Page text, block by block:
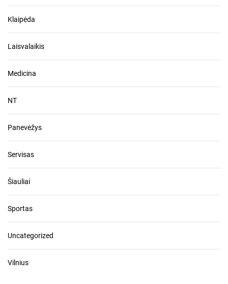
Klaipėda
Laisvalaikis
Medicina
NT
Panevėžys
Servisas
Šiauliai
Sportas
Uncategorized
Vilnius